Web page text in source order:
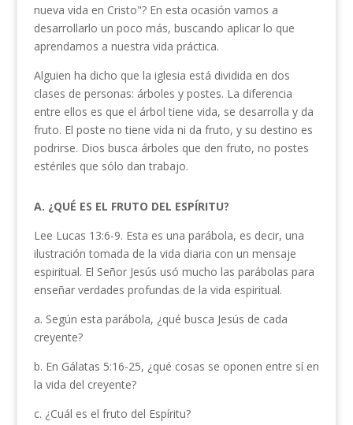
nueva vida en Cristo"? En esta ocasión vamos a
desarrollarlo un poco más, buscando aplicar lo que
aprendamos a nuestra vida práctica.
Alguien ha dicho que la iglesia está dividida en dos
clases de personas: árboles y postes. La diferencia
entre ellos es que el árbol tiene vida, se desarrolla y da
fruto. El poste no tiene vida ni da fruto, y su destino es
podrirse. Dios busca árboles que den fruto, no postes
estériles que sólo dan trabajo.
A. ¿QUÉ ES EL FRUTO DEL ESPÍRITU?
Lee Lucas 13:6-9. Esta es una parábola, es decir, una
ilustración tomada de la vida diaria con un mensaje
espiritual. El Señor Jesús usó mucho las parábolas para
enseñar verdades profundas de la vida espiri­tual.
a. Según esta parábola, ¿qué busca Jesús de cada
creyente?
b. En Gálatas 5:16-25, ¿qué cosas se oponen entre sí en
la vida del creyente?
c. ¿Cuál es el fruto del Espíritu?